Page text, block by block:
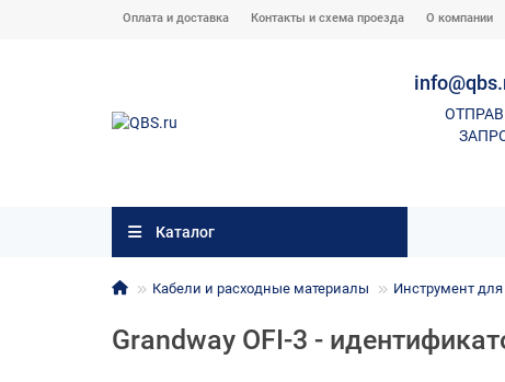
Оплата и доставка Контакты и схема проезда О компании
Каталог
Кабели и расходные материалы Инструмент
Grandway OFI-3 -